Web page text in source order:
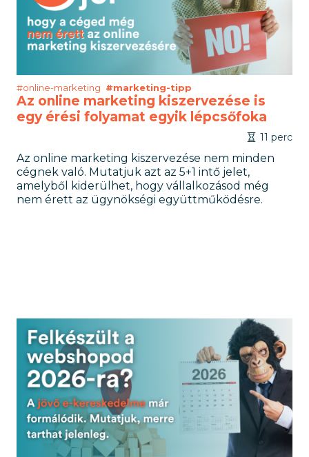
#online-marketing #marketing-tipp
Az online marketing kiszervezése is
egy érési folyamat egyik lépcsőfoka
11 perc
Az online marketing kiszervezése nem minden
cégnek való. Mutatjuk azt az 5+1 intő jelet,
amelyből kiderülhet, hogy vállalkozásod még
nem érett az ügynökségi együttműködésre.